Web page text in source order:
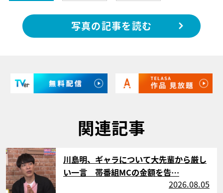
写真の記事を読む
関連記事
サムネイル
川島明、ギャラについて大先輩から厳し
い一言 帯番組MCの金額を告…
2026.08.05